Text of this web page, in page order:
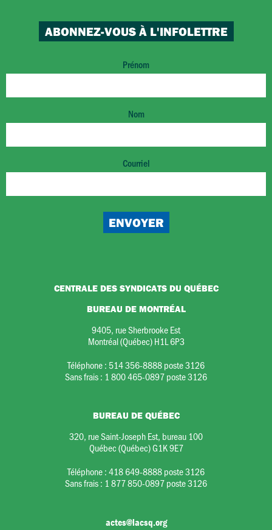
ABONNEZ-VOUS À L'INFOLETTRE
Prénom
Nom
Courriel
CENTRALE DES SYNDICATS DU QUÉBEC
BUREAU DE MONTRÉAL
9405, rue Sherbrooke Est
Montréal (Québec) H1L 6P3
Téléphone : 514 356-8888 poste 3126
Sans frais : 1 800 465-0897 poste 3126
BUREAU DE QUÉBEC
320, rue Saint-Joseph Est, bureau 100
Québec (Québec) G1K 9E7
Téléphone :418 649-8888 poste 3126
Sans frais : 1 877 850-0897 poste 3126
actes@lacsq.org